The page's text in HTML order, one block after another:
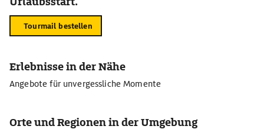
Tourmail bestellen
Erlebnisse in der Nähe
Angebote für unvergessliche Momente
Orte und Regionen in der Umgebung